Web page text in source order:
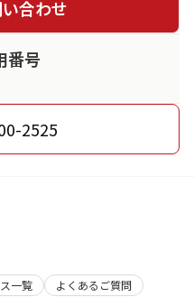
合わせ
番号
2525
一覧
よくあるご質問